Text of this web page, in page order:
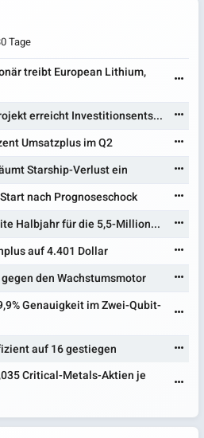
Tage
treibt European Lithium,
erreicht Investitionsents...
Umsatzplus im Q2
Starship-Verlust ein
nach Prognoseschock
Halbjahr für die 5,5-Million...
auf 4.401 Dollar
den Wachstumsmotor
Genauigkeit im Zwei-Qubit-
auf 16 gestiegen
Critical-Metals-Aktien je